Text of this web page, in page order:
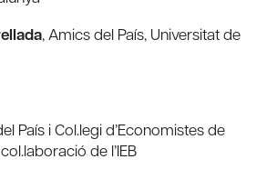
, Amics del País, Universitat de
País i Col.legi d’Economistes de
de l’IEB